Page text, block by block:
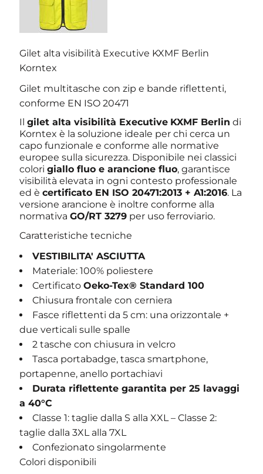
Gilet alta visibilità Executive KXMF Berlin
Korntex
Gilet multitasche con zip e bande riflettenti,
conforme EN ISO 20471
Ilgilet alta visibilità Executive KXMF Berlin di
Korntex è la soluzione ideale per chi cerca un
capo funzionale e conforme alle normative
europee sulla sicurezza. Disponibile nei classici
colorigiallo fluo e arancione fluo, garantisce
visibilità elevata in ogni contesto professionale
ed ècertificato EN ISO 20471:2013 + A1:2016. La
versione arancione è inoltre conforme alla
normativaGO/RT 3279 per uso ferroviario.
Caratteristiche tecniche
VESTIBILITA' ASCIUTTA
Materiale: 100% poliestere
CertificatoOeko-Tex® Standard 100
Chiusura frontale con cerniera
Fasce riflettenti da 5 cm: una orizzontale +
due verticali sulle spalle
2 tasche con chiusura in velcro
Tasca portabadge, tasca smartphone,
portapenne, anello portachiavi
Durata riflettente garantita per 25 lavaggi
a 40°C
Classe 1: taglie dalla S alla XXL – Classe 2:
taglie dalla 3XL alla 7XL
Confezionato singolarmente
Colori disponibili